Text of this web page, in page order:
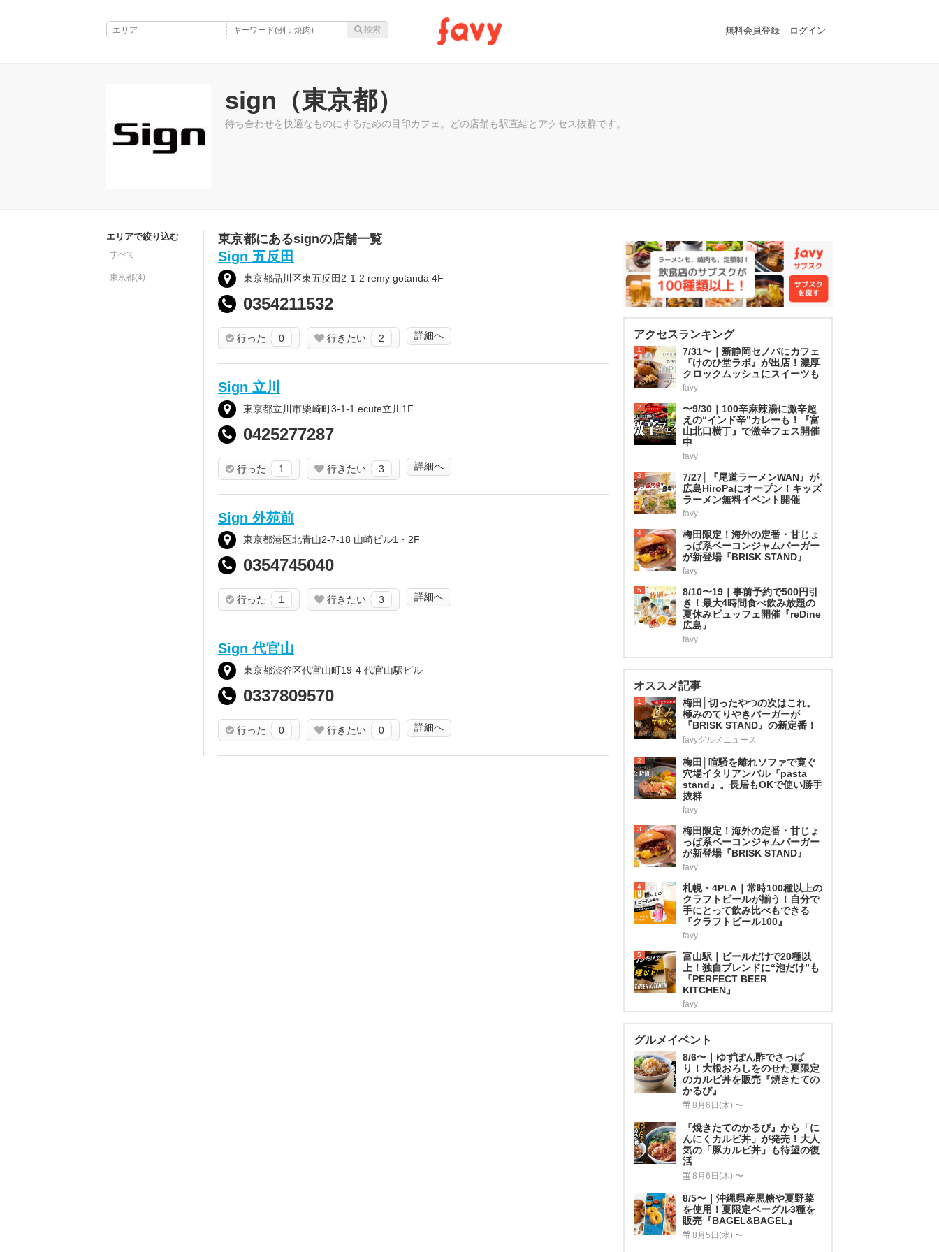
無料会員登録 ログイン
sign（東京都）
待ち合わせを快適なものにするための目印カフェ。どの店舗も駅直結とアクセス抜群です。
エリアで絞り込む
すべて
東京都(4)
東京都にあるsignの店舗一覧
Sign 五反田
東京都品川区東五反田2-1-2 remy gotanda 4F
0354211532
行った 0 行きたい 2 詳細へ
Sign 立川
東京都立川市柴崎町3-1-1 ecute立川1F
0425277287
行った 1 行きたい 3 詳細へ
Sign 外苑前
東京都港区北青山2-7-18 山崎ビル1・2F
0354745040
行った 1 行きたい 3 詳細へ
Sign 代官山
東京都渋谷区代官山町19-4 代官山駅ビル
0337809570
行った 0 行きたい 0 詳細へ
アクセスランキング
1
7/31〜｜新静岡セノバにカフェ
『けのひ堂ラボ』が出店！濃厚
クロックムッシュにスイーツも
favy
2
〜9/30｜100辛麻辣湯に激辛超
えの“インド辛”カレーも！『富
山北口横丁』で激辛フェス開催
中
favy
3
7/27│『尾道ラーメンWAN』が
広島HiroPaにオープン！キッズ
ラーメン無料イベント開催
favy
4
梅田限定！海外の定番・甘じょ
っぱ系ベーコンジャムバーガー
が新登場『BRISK STAND』
favy
5
8/10〜19｜事前予約で500円引
き！最大4時間食べ飲み放題の
夏休みビュッフェ開催『reDine
広島』
favy
オススメ記事
1
梅田│切ったやつの次はこれ。
極みのてりやきバーガーが
『BRISK STAND』の新定番！
favyグルメニュース
2
梅田│喧騒を離れソファで寛ぐ
穴場イタリアンバル『pasta
stand』。長居もOKで使い勝手
抜群
favy
3
梅田限定！海外の定番・甘じょ
っぱ系ベーコンジャムバーガー
が新登場『BRISK STAND』
favy
4
札幌・4PLA｜常時100種以上の
クラフトビールが揃う！自分で
手にとって飲み比べもできる
『クラフトビール100』
favy
5
富山駅｜ビールだけで20種以
上！独自ブレンドに“泡だけ”も
『PERFECT BEER
KITCHEN』
favy
グルメイベント
8/6〜｜ゆずぽん酢でさっぱ
り！大根おろしをのせた夏限定
のカルビ丼を販売『焼きたての
かるび』
8月6日(木) 〜
『焼きたてのかるび』から「に
んにくカルビ丼」が発売！大人
気の「豚カルビ丼」も待望の復
活
8月6日(木) 〜
8/5〜｜沖縄県産黒糖や夏野菜
を使用！夏限定ベーグル3種を
販売『BAGEL&BAGEL』
8月5日(水) 〜